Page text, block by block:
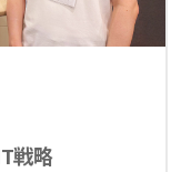
戦略